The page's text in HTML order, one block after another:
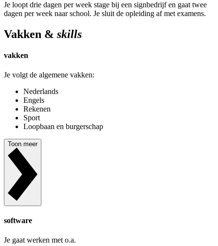
Je loopt drie dagen per week stage bij een signbedrijf en gaat twee
dagen per week naar school. Je sluit de opleiding af met examens.
Vakken & skills
vakken
Je volgt de algemene vakken:
Nederlands
Engels
Rekenen
Sport
Loopbaan en burgerschap
Toon meer
software
Je gaat werken met o.a.